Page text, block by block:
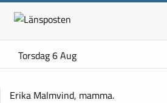
Torsdag 6 Aug
Erika Malmvind, mamma.